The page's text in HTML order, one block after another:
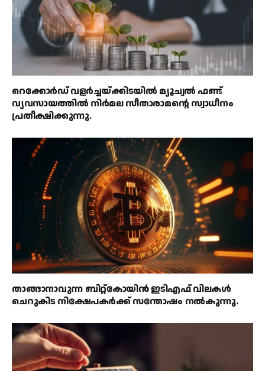
റെക്കോർഡ് വളർച്ചയ്ക്കിടയിൽ മ്യൂച്വൽ ഫണ്ട്
വ്യവസായത്തിൽ നിർമല സീതാരാമൻ്റെ സ്വാധീനം
പ്രതീക്ഷിക്കുന്നു.
താങ്ങാനാവുന്ന ബിറ്റ്കോയിൻ ഇടിഎഫ് വിലകൾ
ചെറുകിട നിക്ഷേപകർക്ക് സന്തോഷം നൽകുന്നു.